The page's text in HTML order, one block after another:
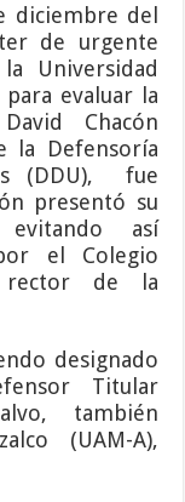
diciembre del
de urgente
Universidad
evaluar la
Chacón
la Defensoría
(DDU), fue
presentó su
así
el Colegio
rector de la
designado
Titular
también
(UAM-A),